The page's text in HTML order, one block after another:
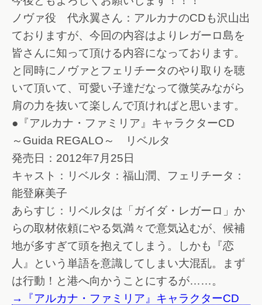
ノヴァ役 代永翼さん：アルカナのCDも沢山出
ておりますが、今回の内容はよりレガーロ島を
皆さんに知って頂ける内容になっております。
と同時にノヴァとフェリチータのやり取りを聴
いて頂いて、可愛い子達だなって微笑みながら
肩の力を抜いて楽しんで頂ければと思います。
●『アルカナ・ファミリア』キャラクターCD
～Guida REGALO～ リベルタ
発売日：2012年7月25日
キャスト：リベルタ：福山潤、フェリチータ：
能登麻美子
あらすじ：リベルタは「ガイダ・レガーロ」か
らの取材依頼にやる気満々で意気込むが、候補
地が多すぎて頭を抱えてしまう。しかも『恋
人』という単語を意識してしまい大混乱。まず
は行動！と港へ向かうことにするが……。
→『アルカナ・ファミリア』キャラクターCD